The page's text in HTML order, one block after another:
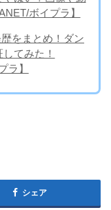
ボイプラ】
をまとめ！ダン
てみた！
ラ】
シェア